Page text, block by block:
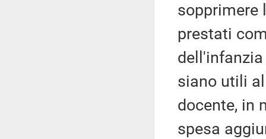
sopprimere
prestati
siano utili
docente, in
spesa